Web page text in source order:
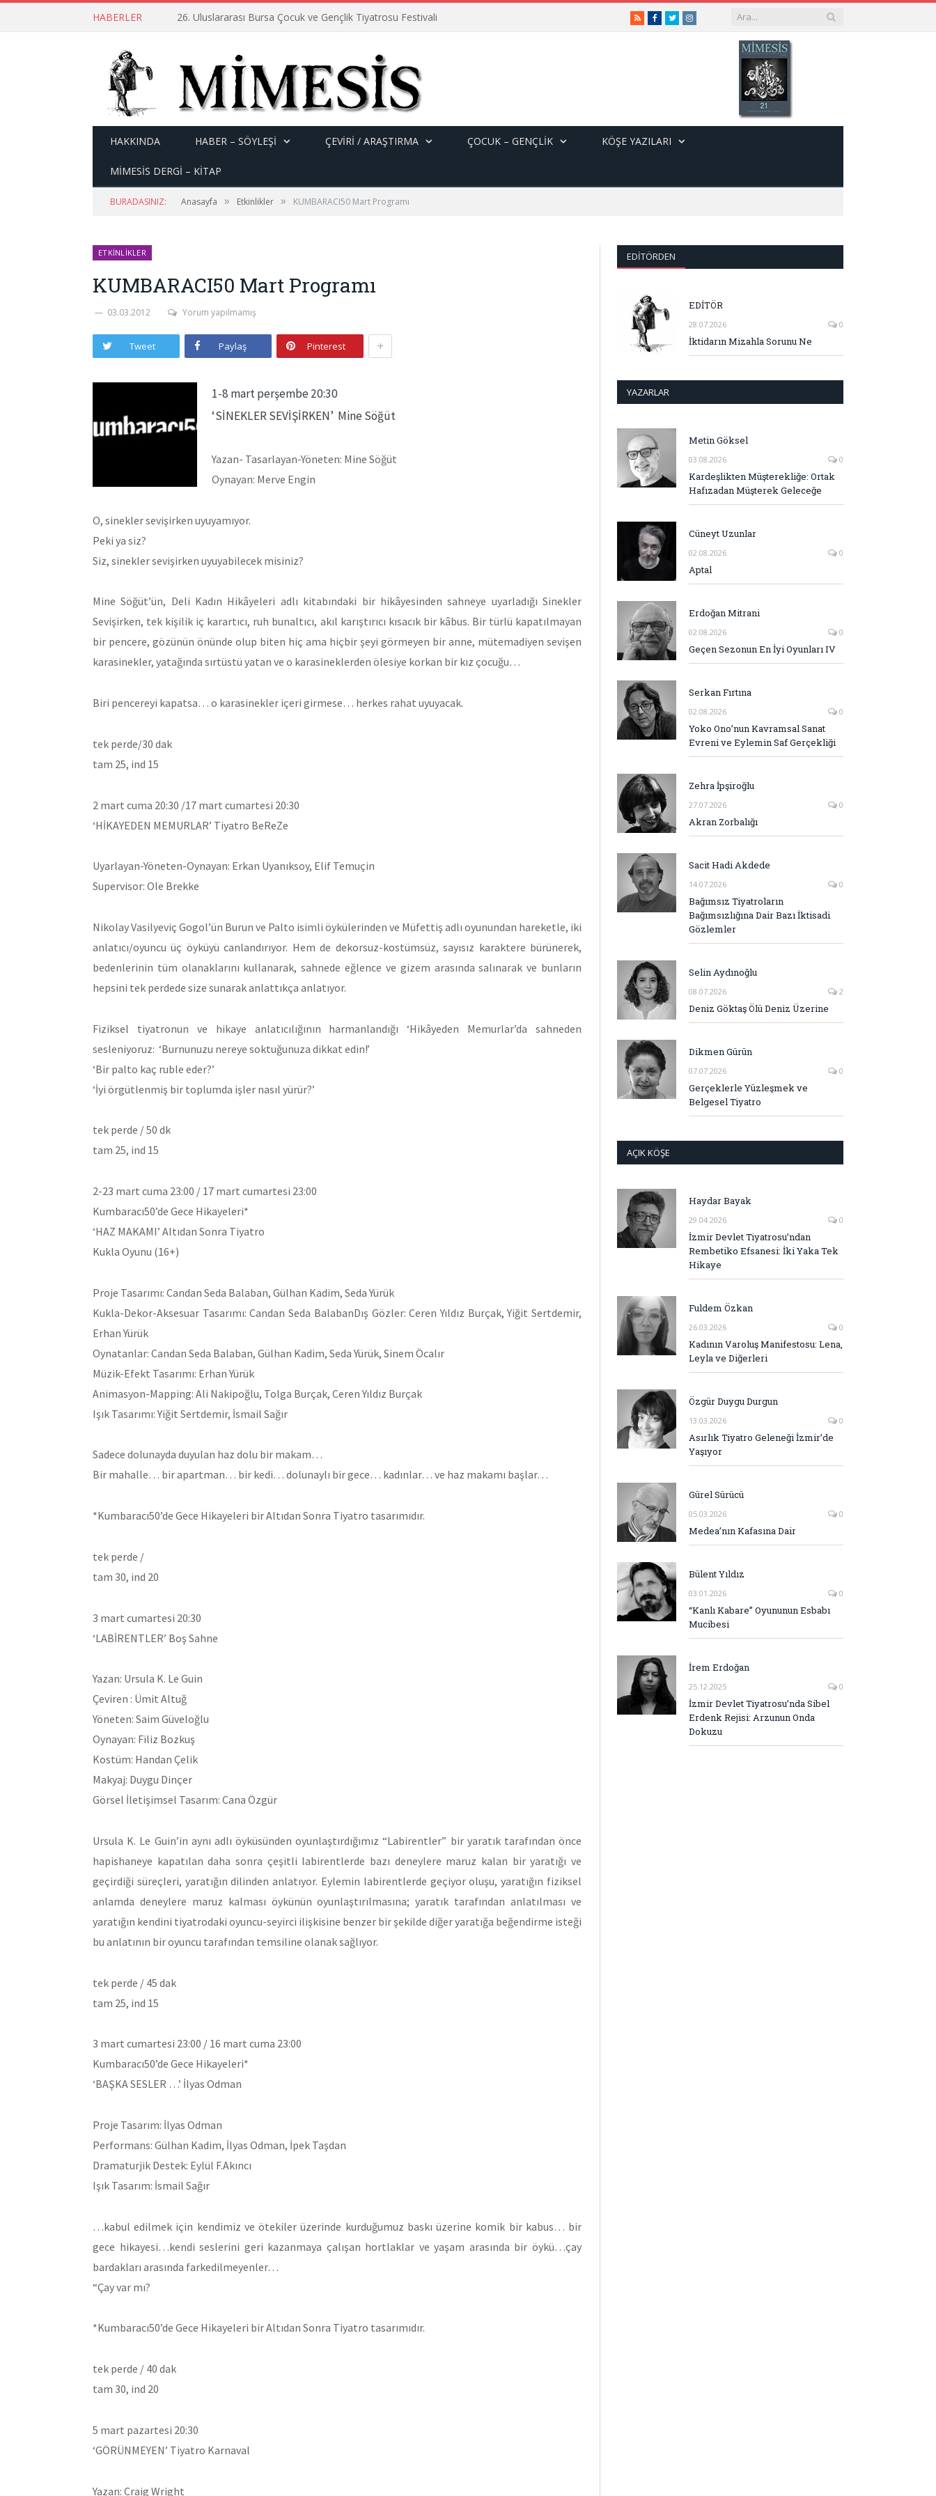
HABERLER 26. Uluslararası Bursa Çocuk ve Gençlik Tiyatrosu Festivali RSSFacebook
TwitterInstagram
HAKKINDA HABER – SÖYLEŞI ÇEVİRİ / ARAŞTIRMA ÇOCUK – GENÇLIK KÖŞE YAZILARI
MİMESİS DERGİ – KİTAP
BURADASINIZ: Anasayfa » Etkinlikler » KUMBARACI50 Mart Programı
ETKINLIKLER
KUMBARACI50 Mart Programı
03.03.2012 Yorum yapılmamış
Tweet Paylaş Pinterest +
1-8 mart perşembe 20:30
‘SİNEKLER SEVİŞİRKEN’ Mine Söğüt
Yazan- Tasarlayan-Yöneten: Mine Söğüt
Oynayan: Merve Engin
O, sinekler sevişirken uyuyamıyor.
Peki ya siz?
Siz, sinekler sevişirken uyuyabilecek misiniz?
Mine Söğüt’ün, Deli Kadın Hikâyeleri adlı kitabındaki bir hikâyesinden sahneye uyarladığı Sinekler
Sevişirken, tek kişilik iç karartıcı, ruh bunaltıcı, akıl karıştırıcı kısacık bir kâbus. Bir türlü kapatılmayan
bir pencere, gözünün önünde olup biten hiç ama hiçbir şeyi görmeyen bir anne, mütemadiyen sevişen
karasinekler, yatağında sırtüstü yatan ve o karasineklerden ölesiye korkan bir kız çocuğu…
Biri pencereyi kapatsa… o karasinekler içeri girmese… herkes rahat uyuyacak.
tek perde/30 dak
tam 25, ind 15
2 mart cuma 20:30 /17 mart cumartesi 20:30
‘HİKAYEDEN MEMURLAR’ Tiyatro BeReZe
Uyarlayan-Yöneten-Oynayan: Erkan Uyanıksoy, Elif Temuçin
Supervisor: Ole Brekke
Nikolay Vasilyeviç Gogol’ün Burun ve Palto isimli öykülerinden ve Müfettiş adlı oyunundan hareketle, iki
anlatıcı/oyuncu üç öyküyü canlandırıyor. Hem de dekorsuz-kostümsüz, sayısız karaktere bürünerek,
bedenlerinin tüm olanaklarını kullanarak, sahnede eğlence ve gizem arasında salınarak ve bunların
hepsini tek perdede size sunarak anlattıkça anlatıyor.
Fiziksel tiyatronun ve hikaye anlatıcılığının harmanlandığı ‘Hikâyeden Memurlar’da sahneden
sesleniyoruz: ‘Burnunuzu nereye soktuğunuza dikkat edin!’
‘Bir palto kaç ruble eder?’
‘İyi örgütlenmiş bir toplumda işler nasıl yürür?’
tek perde / 50 dk
tam 25, ind 15
2-23 mart cuma 23:00 / 17 mart cumartesi 23:00
Kumbaracı50’de Gece Hikayeleri*
‘HAZ MAKAMI’ Altıdan Sonra Tiyatro
Kukla Oyunu (16+)
Proje Tasarımı: Candan Seda Balaban, Gülhan Kadim, Seda Yürük
Kukla-Dekor-Aksesuar Tasarımı: Candan Seda BalabanDış Gözler: Ceren Yıldız Burçak, Yiğit Sertdemir,
Erhan Yürük
Oynatanlar: Candan Seda Balaban, Gülhan Kadim, Seda Yürük, Sinem Öcalır
Müzik-Efekt Tasarımı: Erhan Yürük
Animasyon-Mapping: Ali Nakipoğlu, Tolga Burçak, Ceren Yıldız Burçak
Işık Tasarımı: Yiğit Sertdemir, İsmail Sağır
Sadece dolunayda duyulan haz dolu bir makam…
Bir mahalle… bir apartman… bir kedi… dolunaylı bir gece… kadınlar… ve haz makamı başlar…
*Kumbaracı50’de Gece Hikayeleri bir Altıdan Sonra Tiyatro tasarımıdır.
tek perde /
tam 30, ind 20
3 mart cumartesi 20:30
‘LABİRENTLER’ Boş Sahne
Yazan: Ursula K. Le Guin
Çeviren : Ümit Altuğ
Yöneten: Saim Güveloğlu
Oynayan: Filiz Bozkuş
Kostüm: Handan Çelik
Makyaj: Duygu Dinçer
Görsel İletişimsel Tasarım: Cana Özgür
Ursula K. Le Guin’in aynı adlı öyküsünden oyunlaştırdığımız “Labirentler” bir yaratık tarafından önce
hapishaneye kapatılan daha sonra çeşitli labirentlerde bazı deneylere maruz kalan bir yaratığı ve
geçirdiği süreçleri, yaratığın dilinden anlatıyor. Eylemin labirentlerde geçiyor oluşu, yaratığın fiziksel
anlamda deneylere maruz kalması öykünün oyunlaştırılmasına; yaratık tarafından anlatılması ve
yaratığın kendini tiyatrodaki oyuncu-seyirci ilişkisine benzer bir şekilde diğer yaratığa beğendirme isteği
bu anlatının bir oyuncu tarafından temsiline olanak sağlıyor.
tek perde / 45 dak
tam 25, ind 15
3 mart cumartesi 23:00 / 16 mart cuma 23:00
Kumbaracı50’de Gece Hikayeleri*
‘BAŞKA SESLER …’ İlyas Odman
Proje Tasarım: İlyas Odman
Performans: Gülhan Kadim, İlyas Odman, İpek Taşdan
Dramaturjik Destek: Eylül F.Akıncı
Işık Tasarım: İsmail Sağır
…kabul edilmek için kendimiz ve ötekiler üzerinde kurduğumuz baskı üzerine komik bir kabus… bir
gece hikayesi…kendi seslerini geri kazanmaya çalışan hortlaklar ve yaşam arasında bir öykü…çay
bardakları arasında farkedilmeyenler…
“Çay var mı?
*Kumbaracı50’de Gece Hikayeleri bir Altıdan Sonra Tiyatro tasarımıdır.
tek perde / 40 dak
tam 30, ind 20
5 mart pazartesi 20:30
‘GÖRÜNMEYEN’ Tiyatro Karnaval
Yazan: Craig Wright
EDITÖRDEN
EDİTÖR
28.07.2026 0
İktidarın Mizahla Sorunu Ne
YAZARLAR
Metin Göksel
03.08.2026 0
Kardeşlikten Müşterekliğe: Ortak
Hafızadan Müşterek Geleceğe
Cüneyt Uzunlar
02.08.2026 0
Aptal
Erdoğan Mitrani
02.08.2026 0
Geçen Sezonun En İyi Oyunları IV
Serkan Fırtına
02.08.2026 0
Yoko Ono’nun Kavramsal Sanat
Evreni ve Eylemin Saf Gerçekliği
Zehra İpşiroğlu
27.07.2026 0
Akran Zorbalığı
Sacit Hadi Akdede
14.07.2026 0
Bağımsız Tiyatroların
Bağımsızlığına Dair Bazı İktisadi
Gözlemler
Selin Aydınoğlu
08.07.2026 2
Deniz Göktaş Ölü Deniz Üzerine
Dikmen Gürün
07.07.2026 0
Gerçeklerle Yüzleşmek ve
Belgesel Tiyatro
AÇIK KÖŞE
Haydar Bayak
29.04.2026 0
İzmir Devlet Tiyatrosu’ndan
Rembetiko Efsanesi: İki Yaka Tek
Hikaye
Fuldem Özkan
26.03.2026 0
Kadının Varoluş Manifestosu: Lena,
Leyla ve Diğerleri
Özgür Duygu Durgun
13.03.2026 0
Asırlık Tiyatro Geleneği İzmir’de
Yaşıyor
Gürel Sürücü
05.03.2026 0
Medea’nın Kafasına Dair
Bülent Yıldız
03.01.2026 0
“Kanlı Kabare” Oyununun Esbabı
Mucibesi
İrem Erdoğan
25.12.2025 0
İzmir Devlet Tiyatrosu’nda Sibel
Erdenk Rejisi: Arzunun Onda
Dokuzu